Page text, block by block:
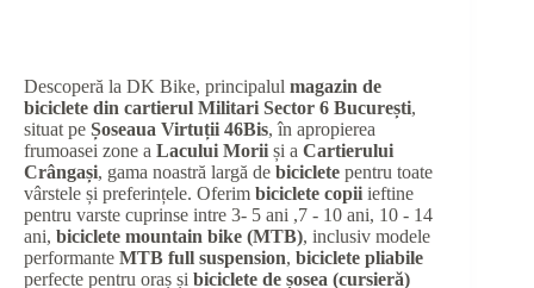
Descoperă la DK Bike, principalul magazin de
biciclete din cartierul Militari Sector 6 București,
situat pe Șoseaua Virtuții 46Bis, în apropierea
frumoasei zone a Lacului Morii și a Cartierului
Crângași, gama noastră largă de biciclete pentru toate
vârstele și preferințele. Oferim biciclete copii ieftine
pentru varste cuprinse intre 3- 5 ani ,7 - 10 ani, 10 - 14
ani, biciclete mountain bike (MTB), inclusiv modele
performante MTB full suspension, biciclete pliabile
perfecte pentru oraș și biciclete de șosea (cursieră)